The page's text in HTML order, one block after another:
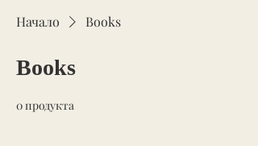
Начало Books
Books
0 продукта